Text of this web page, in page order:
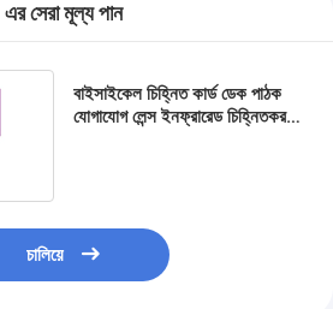
এর সেরা মূল্য পান
বাইসাইকেল চিহ্নিত কার্ড ডেক পাঠক
যোগাযোগ লেন্স ইনফ্রারেড চিহ্নিতকরণ
চালিয়ে